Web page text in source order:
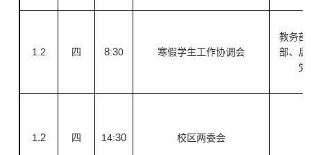
1.2 四 8:30 寒假学生工作协调会
教务部
部、后
党
1.2 四 14:30 校区两委会